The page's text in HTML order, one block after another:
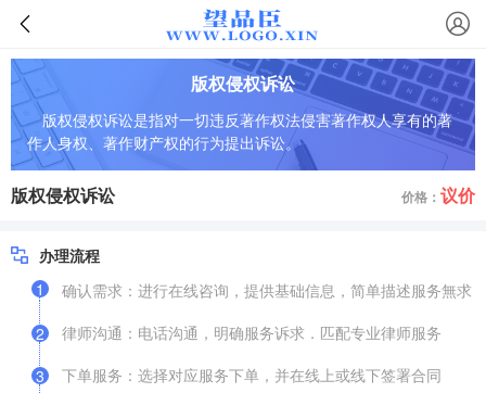
版权侵权诉讼
版权侵权诉讼是指对一切违反著作权法侵害著作权人享有的著
作人身权、著作财产权的行为提出诉讼。
版权侵权诉讼 价格： 议价
办理流程
1
确认需求：进行在线咨询，提供基础信息，简单描述服务無求
2
律师沟通：电话沟通，明确服务诉求．匹配专业律师服务
3
下单服务：选择对应服务下单，并在线上或线下签署合同